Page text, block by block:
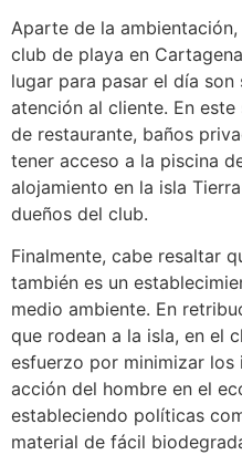
Aparte de la
club de playa en
lugar para pasar el día
atención al cliente. En
de restaurante, baños
tener acceso a la piscina
alojamiento en la isla
dueños del club.
Finalmente, cabe resaltar
también es un
medio ambiente. En
que rodean a la isla, en el
esfuerzo por minimizar
acción del hombre en el
estableciendo políticas
material de fácil